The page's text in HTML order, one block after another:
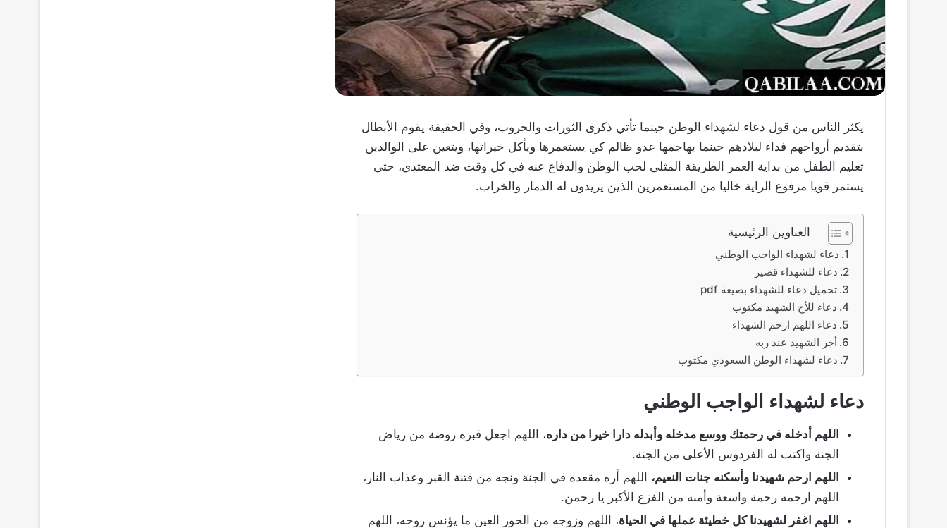
يكثر الناس من قول دعاء لشهداء الوطن حينما تأتي ذكرى الثورات والحروب، وفي الحقيقة يقوم الأبطال
بتقديم أرواحهم فداء لبلادهم حينما يهاجمها عدو ظالم كي يستعمرها ويأكل خيراتها، ويتعين على الوالدين
تعليم الطفل من بداية العمر الطريقة المثلى لحب الوطن والدفاع عنه في كل وقت ضد المعتدي، حتى
يستمر قويا مرفوع الراية خاليا من المستعمرين الذين يريدون له الدمار والخراب.
العناوين الرئيسية
دعاء لشهداء الواجب الوطني
دعاء للشهداء قصير
تحميل دعاء للشهداء بصيغة pdf
دعاء للأخ الشهيد مكتوب
دعاء اللهم ارحم الشهداء
أجر الشهيد عند ربه
دعاء لشهداء الوطن السعودي مكتوب
دعاء لشهداء الواجب الوطني
اللهم أدخله في رحمتك ووسع مدخله وأبدله دارا خيرا من داره، اللهم اجعل قبره روضة من رياض
الجنة واكتب له الفردوس الأعلى من الجنة.
اللهم ارحم شهيدنا وأسكنه جنات النعيم، اللهم أره مقعده في الجنة ونجه من فتنة القبر وعذاب النار،
اللهم ارحمه رحمة واسعة وأمنه من الفزع الأكبر يا رحمن.
اللهم اغفر لشهيدنا كل خطيئة عملها في الحياة، اللهم وزوجه من الحور العين ما يؤنس روحه، اللهم